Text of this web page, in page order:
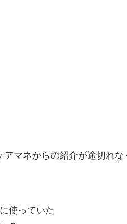
マネからの紹介が途切れ
使っていた